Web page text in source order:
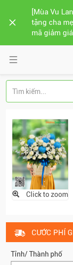
[Mùa Vu
tặng cha
mã giảm
Click to zoom
CƯỚC PHÍ
Tỉnh/ Thành phố